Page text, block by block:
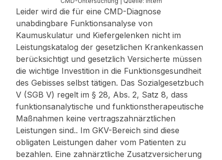
Leider wird die für eine CMD-Diagnose
unabdingbare Funktionsanalyse von
Kaumuskulatur und Kiefergelenken nicht im
Leistungskatalog der gesetzlichen Krankenkassen
berücksichtigt und gesetzlich Versicherte müssen
die wichtige Investition in die Funktionsgesundheit
des Gebisses selbst tätigen. Das Sozialgesetzbuch
V (SGB V) regelt im § 28, Abs. 2, Satz 8, dass
funktionsanalytische und funktionstherapeutische
Maßnahmen keine vertragszahnärztlichen
Leistungen sind.. Im GKV-Bereich sind diese
obligaten Leistungen daher vom Patienten zu
bezahlen. Eine zahnärztliche Zusatzversicherung